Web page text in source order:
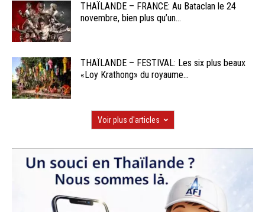
THAÏLANDE – FRANCE: Au Bataclan le 24
novembre, bien plus qu’un...
THAÏLANDE – FESTIVAL: Les six plus beaux
«Loy Krathong» du royaume...
Voir plus d'articles